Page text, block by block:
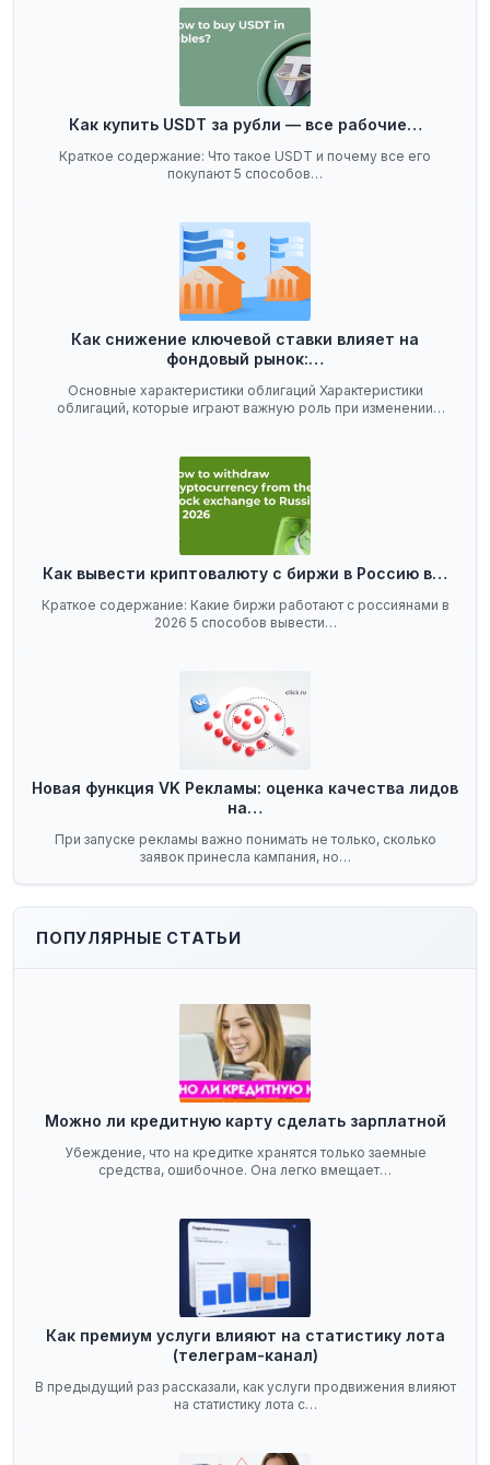
Как купить USDT за рубли — все рабочие…
Краткое содержание: Что такое USDT и почему все его
покупают 5 способов…
Как снижение ключевой ставки влияет на
фондовый рынок:…
Основные характеристики облигаций Характеристики
облигаций, которые играют важную роль при изменении
Как вывести криптовалюту с биржи в Россию в…
Краткое содержание: Какие биржи работают с россиянами в
2026 5 способов вывести…
Новая функция VK Рекламы: оценка качества лидов
на…
При запуске рекламы важно понимать не только, сколько
заявок принесла кампания, но…
ПОПУЛЯРНЫЕ СТАТЬИ
Можно ли кредитную карту сделать зарплатной
Убеждение, что на кредитке хранятся только заемные
средства, ошибочное. Она легко вмещает…
Как премиум услуги влияют на статистику лота
(телеграм-канал)
В предыдущий раз рассказали, как услуги продвижения влияют
на статистику лота с…